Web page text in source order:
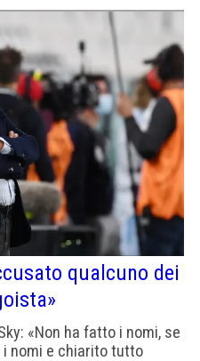
qualcuno dei
«Non ha fatto i nomi, se
nomi e chiarito tutto